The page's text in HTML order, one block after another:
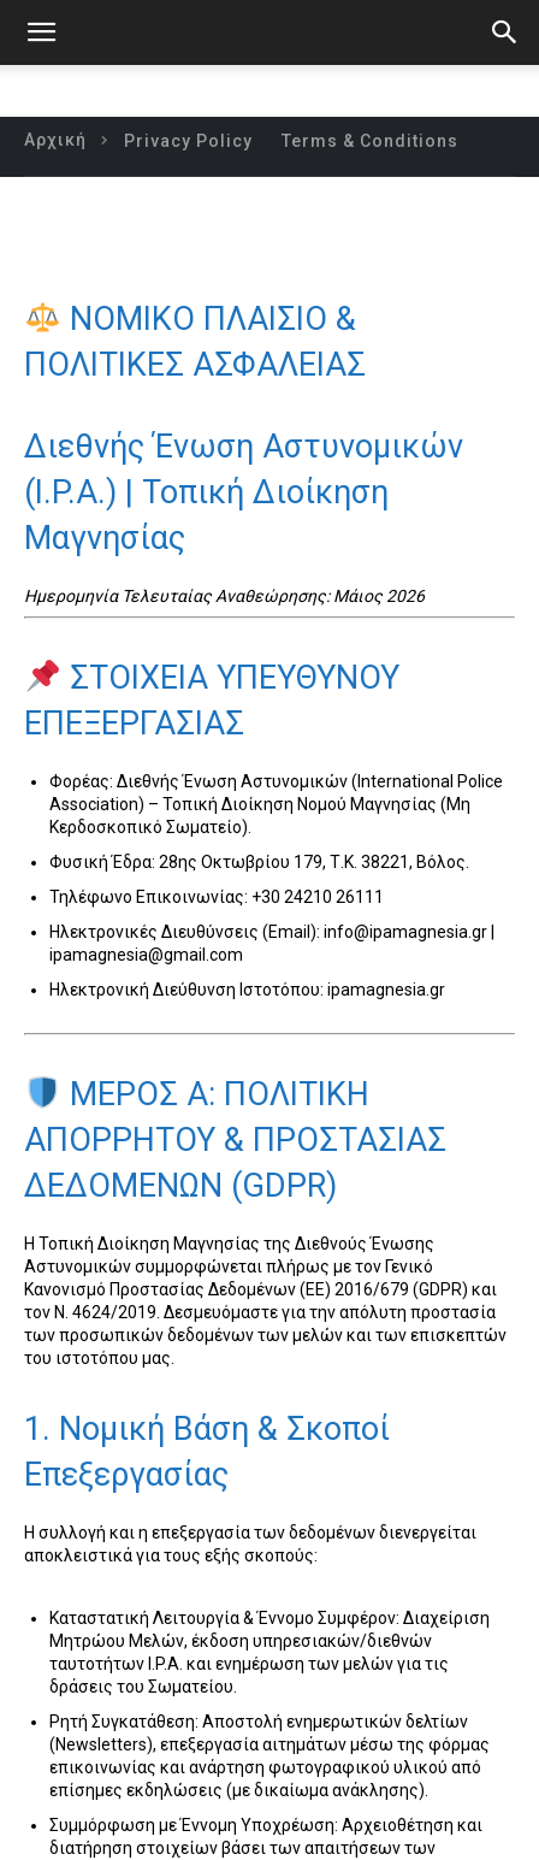
Αρχική Privacy Policy Terms & Conditions
ΝΟΜΙΚΟ ΠΛΑΙΣΙΟ &
ΠΟΛΙΤΙΚΕΣ ΑΣΦΑΛΕΙΑΣ
Διεθνής Ένωση Αστυνομικών
(I.P.A.) | Τοπική Διοίκηση
Μαγνησίας
Ημερομηνία Τελευταίας Αναθεώρησης: Μάιος 2026
ΣΤΟΙΧΕΙΑ ΥΠΕΥΘΥΝΟΥ
ΕΠΕΞΕΡΓΑΣΙΑΣ
Φορέας: Διεθνής Ένωση Αστυνομικών (International Police
Association) – Τοπική Διοίκηση Νομού Μαγνησίας (Μη
Κερδοσκοπικό Σωματείο).
Φυσική Έδρα: 28ης Οκτωβρίου 179, Τ.Κ. 38221, Βόλος.
Τηλέφωνο Επικοινωνίας: +30 24210 26111
Ηλεκτρονικές Διευθύνσεις (Email): info@ipamagnesia.gr |
ipamagnesia@gmail.com
Ηλεκτρονική Διεύθυνση Ιστοτόπου: ipamagnesia.gr
ΜΕΡΟΣ Α: ΠΟΛΙΤΙΚΗ
ΑΠΟΡΡΗΤΟΥ & ΠΡΟΣΤΑΣΙΑΣ
ΔΕΔΟΜΕΝΩΝ (GDPR)
Η Τοπική Διοίκηση Μαγνησίας της Διεθνούς Ένωσης
Αστυνομικών συμμορφώνεται πλήρως με τον Γενικό
Κανονισμό Προστασίας Δεδομένων (ΕΕ) 2016/679 (GDPR) και
τον Ν. 4624/2019. Δεσμευόμαστε για την απόλυτη προστασία
των προσωπικών δεδομένων των μελών και των επισκεπτών
του ιστοτόπου μας.
1. Νομική Βάση & Σκοποί
Επεξεργασίας
Η συλλογή και η επεξεργασία των δεδομένων διενεργείται
αποκλειστικά για τους εξής σκοπούς:
Καταστατική Λειτουργία & Έννομο Συμφέρον: Διαχείριση
Μητρώου Μελών, έκδοση υπηρεσιακών/διεθνών
ταυτοτήτων I.P.A. και ενημέρωση των μελών για τις
δράσεις του Σωματείου.
Ρητή Συγκατάθεση: Αποστολή ενημερωτικών δελτίων
(Newsletters), επεξεργασία αιτημάτων μέσω της φόρμας
επικοινωνίας και ανάρτηση φωτογραφικού υλικού από
επίσημες εκδηλώσεις (με δικαίωμα ανάκλησης).
Συμμόρφωση με Έννομη Υποχρέωση: Αρχειοθέτηση και
διατήρηση στοιχείων βάσει των απαιτήσεων των